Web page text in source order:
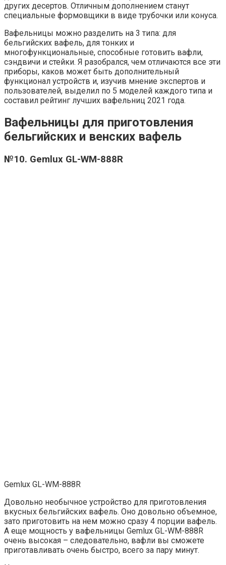
других десертов. Отличным дополнением станут
специальные формовщики в виде трубочки или конуса.
Вафельницы можно разделить на 3 типа: для
бельгийских вафель, для тонких и
многофункциональные, способные готовить вафли,
сэндвичи и стейки. Я разобрался, чем отличаются все эти
приборы, каков может быть дополнительный
функционал устройств и, изучив мнение экспертов и
пользователей, выделил по 5 моделей каждого типа и
составил рейтинг лучших вафельниц 2021 года.
Вафельницы для приготовления
бельгийских и венских вафель
№10. Gemlux GL-WM-888R
Gemlux GL-WM-888R
Довольно необычное устройство для приготовления
вкусных бельгийских вафель. Оно довольно объемное,
зато приготовить на нем можно сразу 4 порции вафель.
А еще мощность у вафельницы Gemlux GL-WM-888R
очень высокая – следовательно, вафли вы сможете
приготавливать очень быстро, всего за пару минут.